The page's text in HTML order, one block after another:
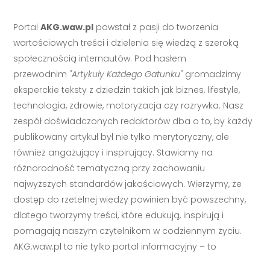
PortalAKG.waw.pl powstał z pasji do tworzenia
wartościowych treści i dzielenia się wiedzą z szeroką
społecznością internautów. Pod hasłem
przewodnim "Artykuły Każdego Gatunku"gromadzimy
eksperckie teksty z dziedzin takich jak biznes, lifestyle,
technologia, zdrowie, motoryzacja czy rozrywka. Nasz
zespół doświadczonych redaktorów dba o to, by każdy
publikowany artykuł był nie tylko merytoryczny, ale
również angażujący i inspirujący. Stawiamy na
różnorodność tematyczną przy zachowaniu
najwyższych standardów jakościowych. Wierzymy, że
dostęp do rzetelnej wiedzy powinien być powszechny,
dlatego tworzymy treści, które edukują, inspirują i
pomagają naszym czytelnikom w codziennym życiu.
AKG.waw.pl to nie tylko portal informacyjny – to